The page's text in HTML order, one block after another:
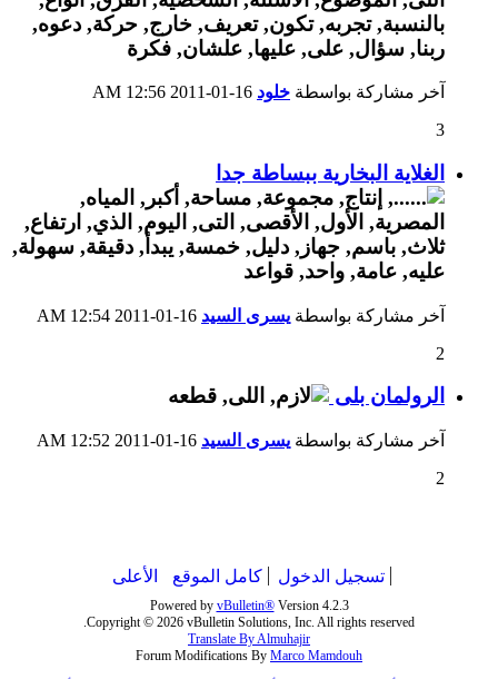
آخر مشاركة بواسطة خلود
12:56 AM
3
الغلاية البخارية ببساطة جدا
آخر مشاركة بواسطة يسرى السيد
12:54 AM
2
الرولمان بلى
آخر مشاركة بواسطة يسرى السيد
12:52 AM
2
تسجيل الدخول كامل الموقع الأعلى
Powered by vBulletin®Version 4.2.3
Copyright © 2026 vBulletin Solutions, Inc. All rights reserved.
Translate By Almuhajir
Forum Modifications By Marco Mamdouh